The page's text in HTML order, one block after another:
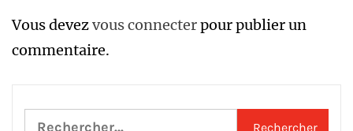
Vous devezvous connecterpour publier un
commentaire.
Rechercher :